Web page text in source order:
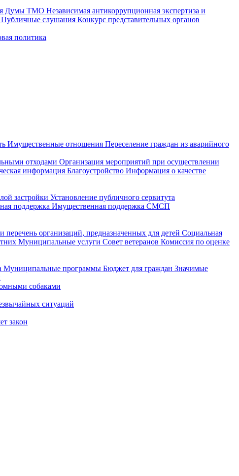
Думы ТМО Независимая антикоррупционная экспертиза и
Публичные слушания Конкурс представительных органов
политика
Имущественные отношения Переселение граждан из аварийного
отходами Организация мероприятий при осуществлении
информация Благоустройство Информация о качестве
застройки Установление публичного сервитута
поддержка Имущественная поддержка СМСП
организаций, предназначенных для детей Социальная
Муниципальные услуги Совет ветеранов Комиссия по оценке
Муниципальные программы Бюджет для граждан Значимые
собаками
ситуаций
закон